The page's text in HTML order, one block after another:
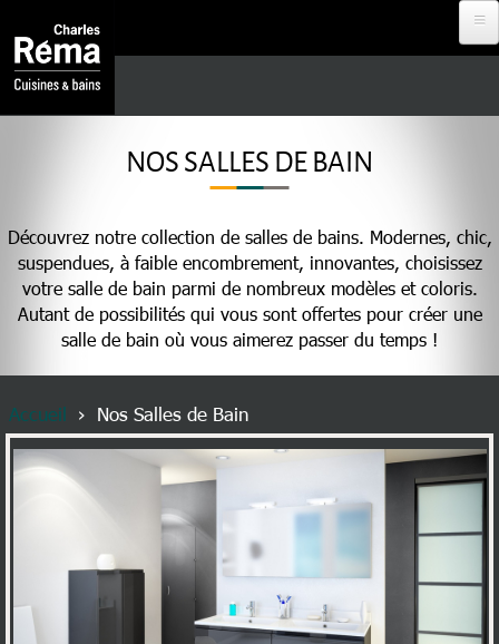
REVENDEUR
RDV EN
MAGASIN
CUISINISTES
NOS SALLES DE BAIN
Découvrez notre collection de salles de bains. Modernes, chic,
suspendues, à faible encombrement, innovantes, choisissez
votre salle de bain parmi de nombreux modèles et coloris.
Autant de possibilités qui vous sont offertes pour créer une
salle de bain où vous aimerez passer du temps !
Fil d'Ariane
Accueil Nos Salles de Bain